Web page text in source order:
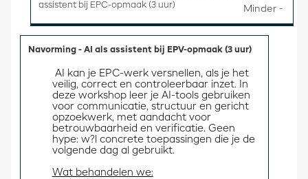
assistent bij EPC-opmaak (3 uur)
Navorming - AI als assistent bij EPV-opmaak (3 uur)
AI kan je EPC-werk versnellen, als je het
veilig, correct en controleerbaar inzet. In
deze workshop leer je AI-tools gebruiken
voor communicatie, structuur en gericht
opzoekwerk, met aandacht voor
betrouwbaarheid en verificatie. Geen
hype: w?l concrete toepassingen die je de
volgende dag al gebruikt.
Wat behandelen we: